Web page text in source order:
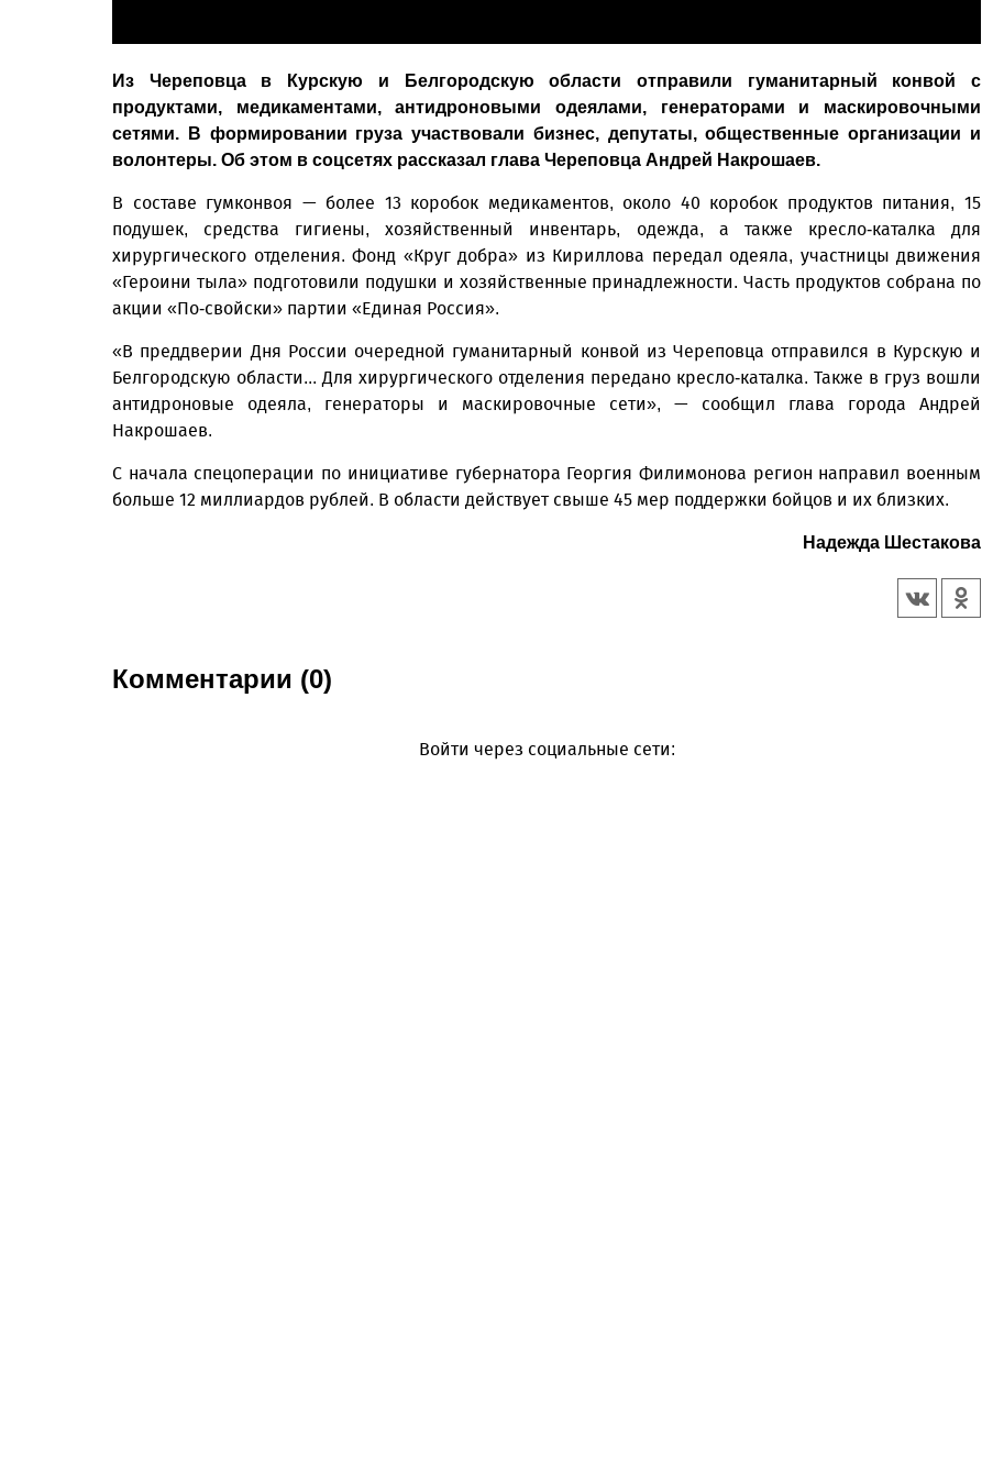
Из Череповца в Курскую и Белгородскую области отправили гуманитарный конвой с
продуктами, медикаментами, антидроновыми одеялами, генераторами и маскировочными
сетями. В формировании груза участвовали бизнес, депутаты, общественные организации и
волонтеры. Об этом в соцсетях рассказал глава Череповца Андрей Накрошаев.
В составе гумконвоя — более 13 коробок медикаментов, около 40 коробок продуктов питания, 15
подушек, средства гигиены, хозяйственный инвентарь, одежда, а также кресло-каталка для
хирургического отделения. Фонд «Круг добра» из Кириллова передал одеяла, участницы движения
«Героини тыла» подготовили подушки и хозяйственные принадлежности. Часть продуктов собрана по
акции «По-свойски» партии «Единая Россия».
«В преддверии Дня России очередной гуманитарный конвой из Череповца отправился в Курскую и
Белгородскую области... Для хирургического отделения передано кресло-каталка. Также в груз вошли
антидроновые одеяла, генераторы и маскировочные сети», — сообщил глава города Андрей
Накрошаев.
С начала спецоперации по инициативе губернатора Георгия Филимонова регион направил военным
больше 12 миллиардов рублей. В области действует свыше 45 мер поддержки бойцов и их близких.
Надежда Шестакова
Комментарии (0)
Войти через социальные сети: